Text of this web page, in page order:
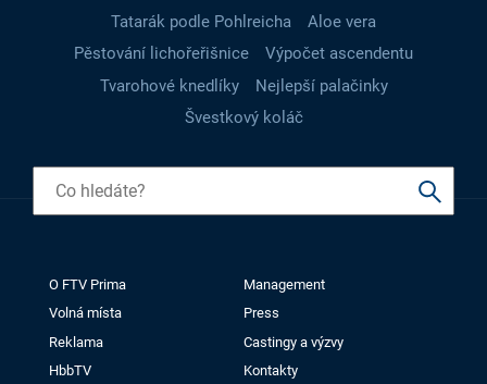
Tatarák podle Pohlreicha
Aloe vera
Pěstování lichořeřišnice
Výpočet ascendentu
Tvarohové knedlíky
Nejlepší palačinky
Švestkový koláč
O FTV Prima
Management
Volná místa
Press
Reklama
Castingy a výzvy
HbbTV
Kontakty